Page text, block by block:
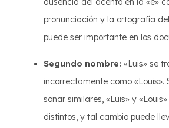
pronunciación y la ortografía
puede ser importante en los
Segundo nombre: «Luis» se
incorrectamente como «Louis».
sonar similares, «Luis» y
distintos, y tal cambio puede